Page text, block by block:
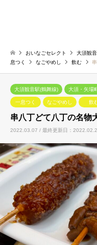
おいなごセレクト 大須観
息つく
なごやめし 飲む
大須観音駅(鶴舞線) 大須・矢場
一息つく なごやめし 飲
串八丁どて八丁の名物
2022.03.07 / 最終更新日：